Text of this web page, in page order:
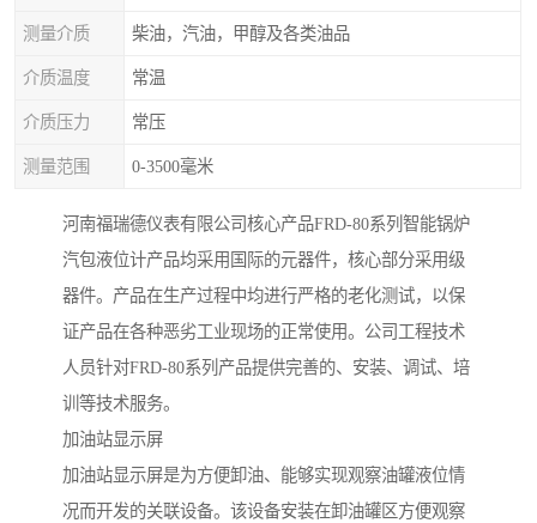
测量介质 柴油，汽油，甲醇及各类油品
介质温度 常温
介质压力 常压
测量范围 0-3500毫米
河南福瑞德仪表有限公司核心产品FRD-80系列智能锅炉
汽包液位计产品均采用国际的元器件，核心部分采用级
器件。产品在生产过程中均进行严格的老化测试，以保
证产品在各种恶劣工业现场的正常使用。公司工程技术
人员针对FRD-80系列产品提供完善的、安装、调试、培
训等技术服务。
加油站显示屏
加油站显示屏是为方便卸油、能够实现观察油罐液位情
况而开发的关联设备。该设备安装在卸油罐区方便观察